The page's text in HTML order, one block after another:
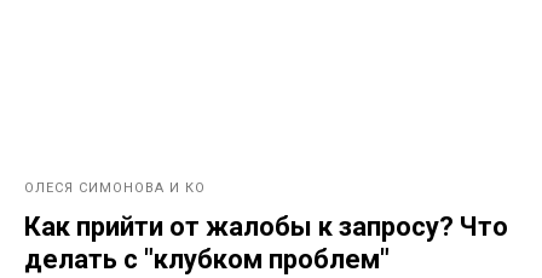
ОЛЕСЯ СИМОНОВА И КО
Как прийти от жалобы к запросу? Что
делать с "клубком проблем"